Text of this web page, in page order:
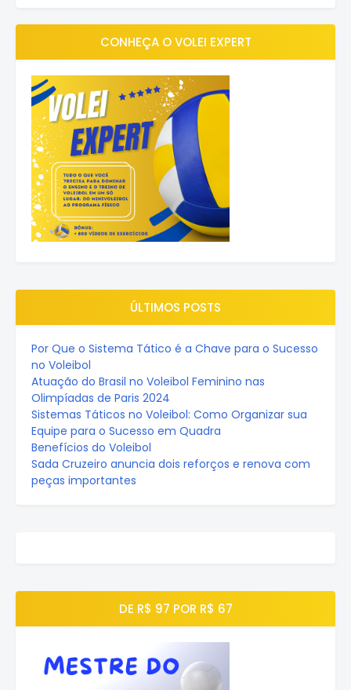
CONHEÇA O VOLEI EXPERT
ÚLTIMOS POSTS
Por Que o Sistema Tático é a Chave para o Sucesso
no Voleibol
Atuação do Brasil no Voleibol Feminino nas
Olimpíadas de Paris 2024
Sistemas Táticos no Voleibol: Como Organizar sua
Equipe para o Sucesso em Quadra
Benefícios do Voleibol
Sada Cruzeiro anuncia dois reforços e renova com
peças importantes
DE R$ 97 POR R$ 67